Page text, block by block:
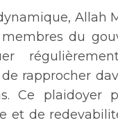
Allah
du
rapprocher
Ce plaidoyer
et de